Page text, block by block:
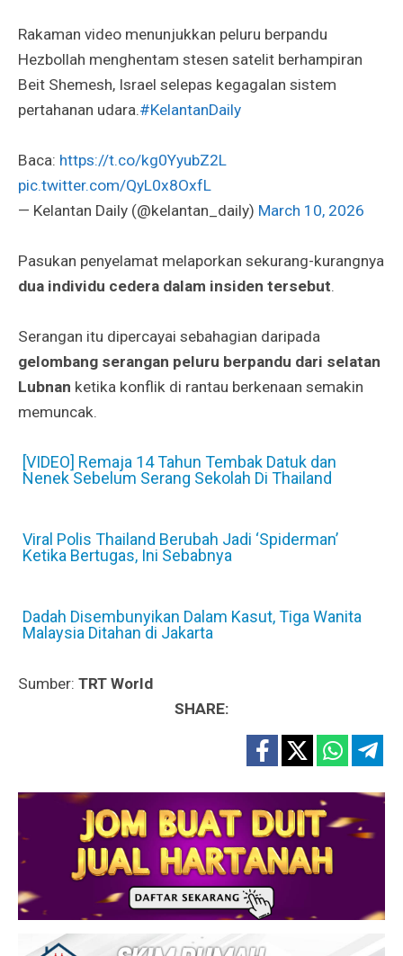
Rakaman video menunjukkan peluru berpandu
Hezbollah menghentam stesen satelit berhampiran
Beit Shemesh, Israel selepas kegagalan sistem
pertahanan udara.#KelantanDaily
Baca: https://t.co/kg0YyubZ2L
pic.twitter.com/QyL0x8OxfL
— Kelantan Daily (@kelantan_daily) March 10, 2026
Pasukan penyelamat melaporkan sekurang-kurangnya
dua individu cedera dalam insiden tersebut.
Serangan itu dipercayai sebahagian daripada
gelombang serangan peluru berpandu dari selatan
Lubnan ketika konflik di rantau berkenaan semakin
memuncak.
[VIDEO] Remaja 14 Tahun Tembak Datuk dan
Nenek Sebelum Serang Sekolah Di Thailand
Viral Polis Thailand Berubah Jadi ‘Spiderman’
Ketika Bertugas, Ini Sebabnya
Dadah Disembunyikan Dalam Kasut, Tiga Wanita
Malaysia Ditahan di Jakarta
Sumber: TRT World
SHARE: